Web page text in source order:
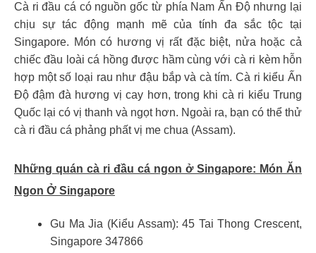
Cà ri đầu cá có nguồn gốc từ phía Nam Ấn Độ nhưng lại
chịu sự tác động mạnh mẽ của tính đa sắc tộc tại
Singapore. Món có hương vị rất đặc biệt, nửa hoặc cả
chiếc đầu loài cá hồng được hầm cùng với cà ri kèm hỗn
hợp một số loại rau như đậu bắp và cà tím. Cà ri kiểu Ấn
Độ đậm đà hương vị cay hơn, trong khi cà ri kiểu Trung
Quốc lại có vị thanh và ngọt hơn. Ngoài ra, bạn có thể thử
cà ri đầu cá phảng phất vị me chua (Assam).
Những quán cà ri đầu cá ngon ở Singapore: Món Ăn
Ngon Ở Singapore
Gu Ma Jia (Kiểu Assam): 45 Tai Thong Crescent,
Singapore 347866